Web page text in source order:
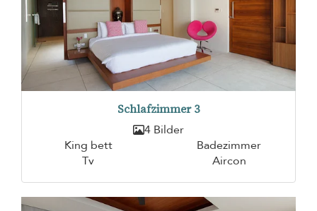
Schlafzimmer 3
4 Bilder
King bett
Badezimmer
Tv
Aircon